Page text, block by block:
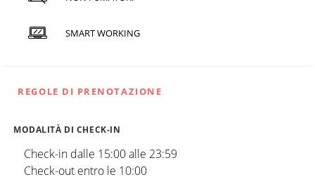
SMART WORKING
REGOLE DI PRENOTAZIONE
MODALITÀ DI CHECK-IN
Check-in dalle 15:00 alle 23:59
Check-out entro le 10:00